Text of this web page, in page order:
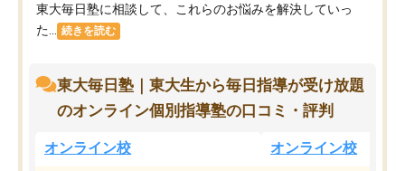
東大毎日塾に相談して、これらのお悩みを解決していっ
た...
続きを読む
東大毎日塾｜東大生から毎日指導が受け放題
のオンライン個別指導塾の口コミ・評判
オンライン校 オンライン校